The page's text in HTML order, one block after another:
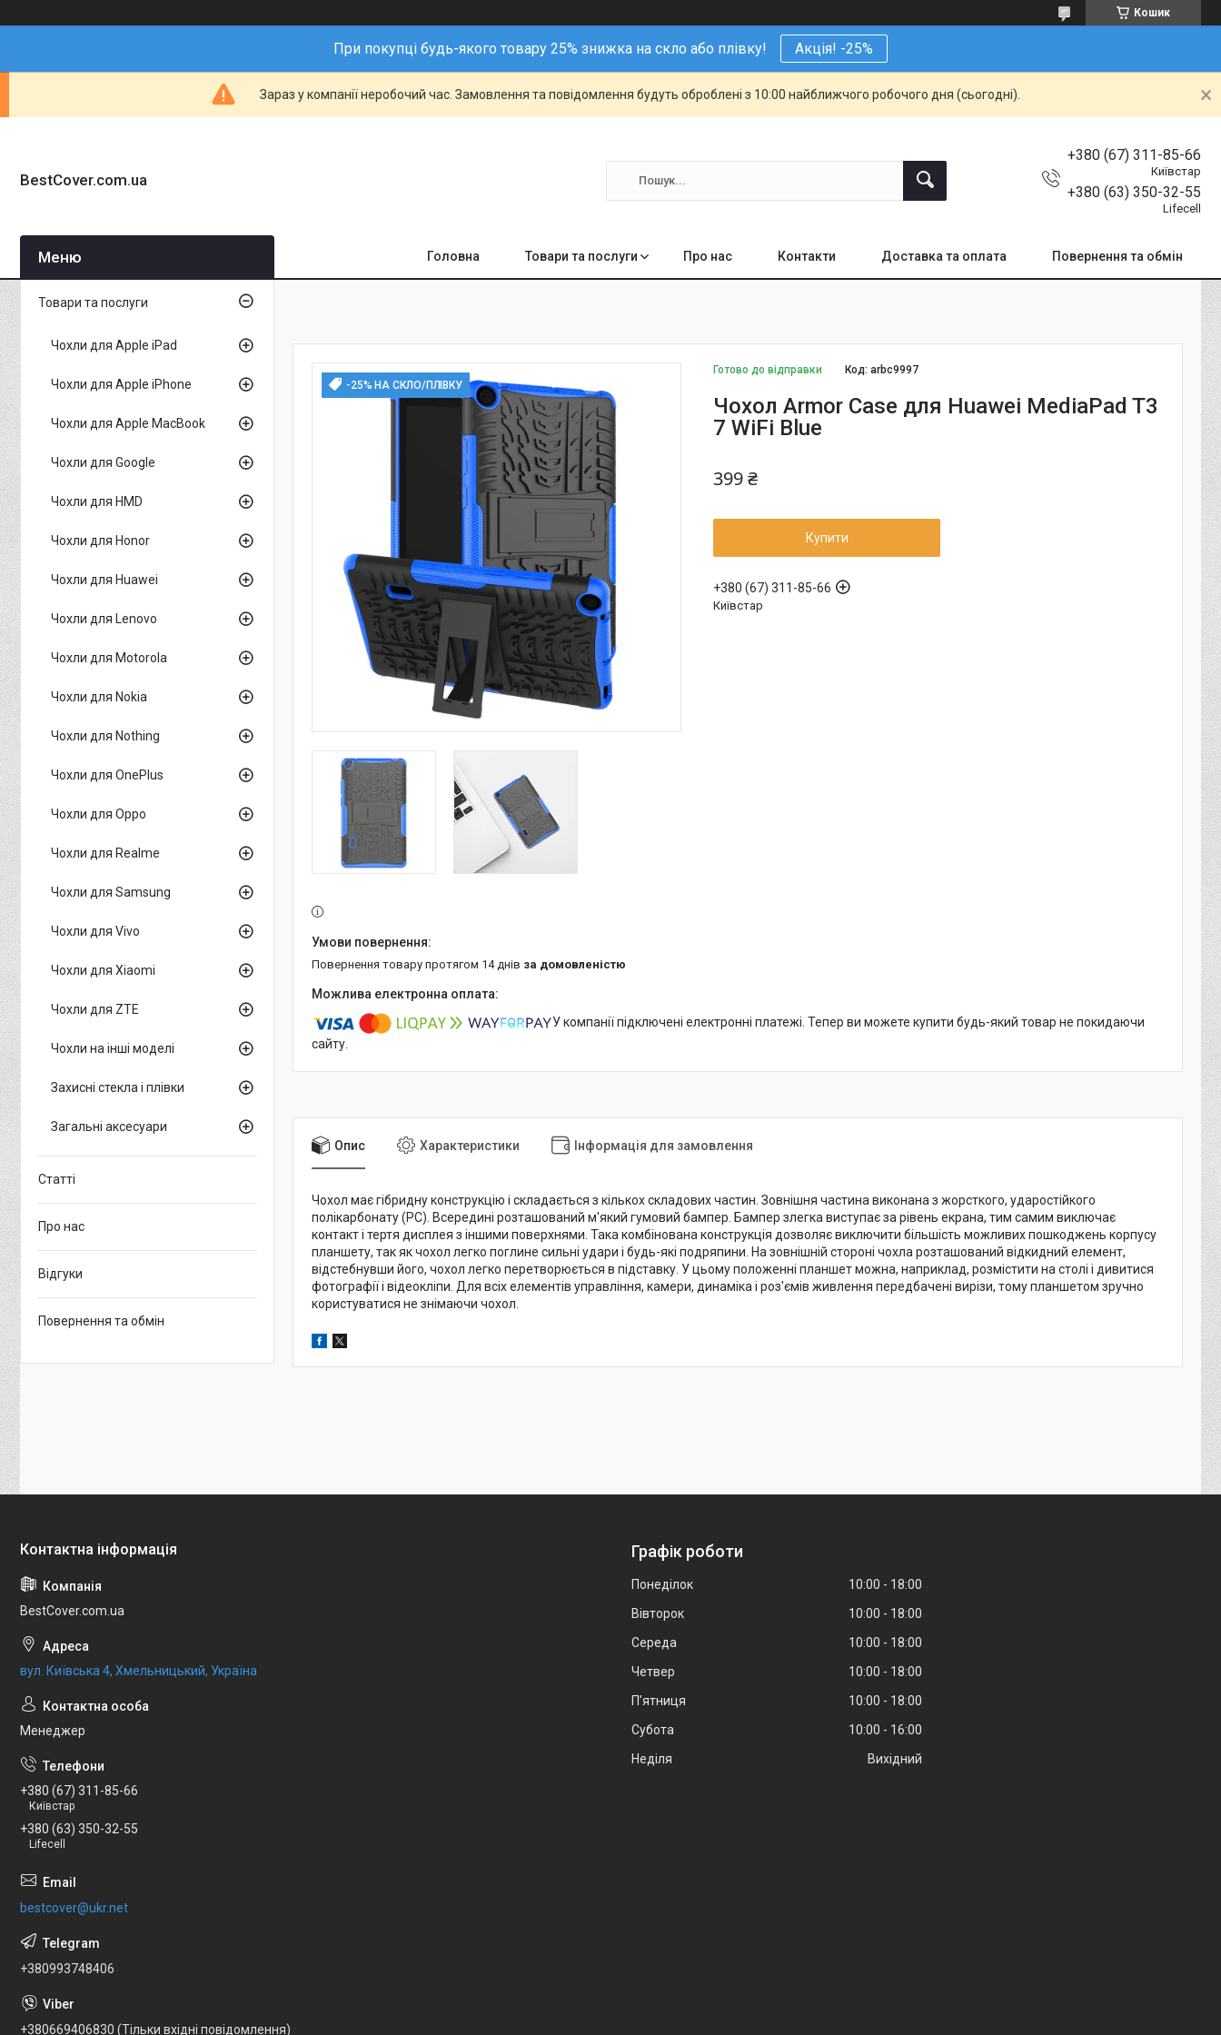
Кошик
При покупці будь-якого товару 25% знижка на скло або плівку! Акція! -25%
Зараз у компанії неробочий час. Замовлення та повідомлення будуть оброблені з 10:00 найближчого робочого дня (сьогодні).
BestCover.com.ua
+380 (67) 311-85-66
Київстар
+380 (63) 350-32-55
Lifecell
Головна Товари та послуги Про нас Контакти Доставка та оплата Повернення та обмін
-25% НА СКЛО/ПЛІВКУ
Готово до відправки Код:arbc9997
Чохол Armor Case для Huawei MediaPad T3
7 WiFi Blue
399 ₴
Купити
+380 (67) 311-85-66
Київстар
повернення товару протягом 14 днів за домовленістю
У компанії підключені електронні платежі. Тепер ви можете купити будь-який товар не покидаючи
сайту.
Опис Характеристики Інформація для замовлення
Чохол має гібридну конструкцію і складається з кількох складових частин. Зовнішня частина виконана з жорсткого, ударостійкого
полікарбонату (PC). Всередині розташований м'який гумовий бампер. Бампер злегка виступає за рівень екрана, тим самим виключає
контакт і тертя дисплея з іншими поверхнями. Така комбінована конструкція дозволяє виключити більшість можливих пошкоджень корпусу
планшету, так як чохол легко поглине сильні удари і будь-які подряпини. На зовнішній стороні чохла розташований відкидний елемент,
відстебнувши його, чохол легко перетворюється в підставку. У цьому положенні планшет можна, наприклад, розмістити на столі і дивитися
фотографії і відеокліпи. Для всіх елементів управління, камери, динаміка і роз'ємів живлення передбачені вирізи, тому планшетом зручно
користуватися не знімаючи чохол.
Товари та послуги
Чохли для Apple iPad
Чохли для Apple iPhone
Чохли для Apple MacBook
Чохли для Google
Чохли для HMD
Чохли для Honor
Чохли для Huawei
Чохли для Lenovo
Чохли для Motorola
Чохли для Nokia
Чохли для Nothing
Чохли для OnePlus
Чохли для Oppo
Чохли для Realme
Чохли для Samsung
Чохли для Vivo
Чохли для Xiaomi
Чохли для ZTE
Чохли на інші моделі
Захисні стекла і плівки
Загальні аксесуари
Статті
Про нас
Відгуки
Повернення та обмін
BestCover.com.ua
вул. Київська 4, Хмельницький, Україна
Менеджер
+380 (67) 311-85-66
Київстар
+380 (63) 350-32-55
Lifecell
bestcover@ukr.net
+380993748406
+380669406830 (Тільки вхідні повідомлення)
Графік роботи
Понеділок 10:00
18:00
Вівторок
10:00
18:00
Середа
10:00
18:00
Четвер
10:00
18:00
Пʼятниця
10:00
18:00
Субота
10:00
16:00
Неділя
Вихідний